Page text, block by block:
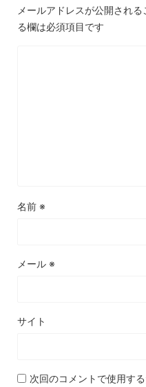
メールアドレスが公開される
る欄は必須項目です
名前 ※
メール ※
サイト
次回のコメントで使用す